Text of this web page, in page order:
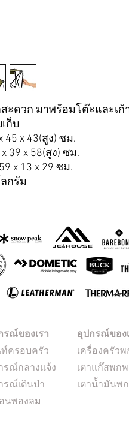
ะดวก มาพร้อมโต๊ะและเก้
ก็บ
45 x 43(สูง) ซม.
39 x 58(สูง) ซม.
x 13 x 29 ซม.
กรัม
รณ์ของเรา
ท์ครอบครัว
รณ์กลางแจ้ง
รณ์เดินป่า
นพองลม
อุปกรณ์ของ
เครื่องครัว
เตาแก๊สพก
เตาน้ำมันพ